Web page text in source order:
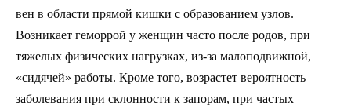
вен в области прямой кишки с образованием узлов.
Возникает геморрой у женщин часто после родов, при
тяжелых физических нагрузках, из-за малоподвижной,
«сидячей» работы. Кроме того, возрастет вероятность
заболевания при склонности к запорам, при частых